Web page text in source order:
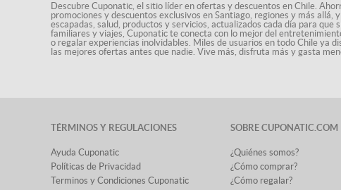
Descubre Cuponatic, el sitio líder en ofertas y descuentos en Chile.
promociones y descuentos exclusivos en Santiago, regiones y más
escapadas, salud, productos y servicios, actualizados cada día para
familiares y viajes, Cuponatic te conecta con lo mejor del
o regalar experiencias inolvidables. Miles de usuarios en todo Chile ya
las mejores ofertas antes que nadie. Vive más, disfruta más y gasta
TÉRMINOS Y REGULACIONES
Ayuda Cuponatic
Políticas de Privacidad
Terminos y Condiciones Cuponatic
SOBRE CUPONATIC.COM
¿Quiénes somos?
¿Cómo comprar?
¿Cómo regalar?